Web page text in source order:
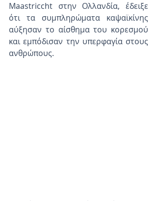
Maastriccht στην Ολλανδία, έδειξε
ότι τα συμπληρώματα καψαϊκίνης
αύξησαν το αίσθημα του κορεσμού
και εμπόδισαν την υπερφαγία στους
ανθρώπους.